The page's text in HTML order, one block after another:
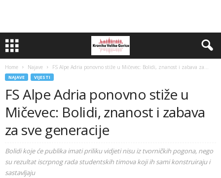
Home Najave FS Alpe Adria ponovno stiže u Mičevec: Bolidi, znanost i zabava za...
NAJAVE VIJESTI
FS Alpe Adria ponovno stiže u
Mičevec: Bolidi, znanost i zabava
za sve generacije
Bolidi koje će publika imati priliku vidjeti nisu iz tvorničkih pogona, nego
su rezultat iscrpnog rada studentskih timova koji ih sami konstruiraju i
sastavljaju